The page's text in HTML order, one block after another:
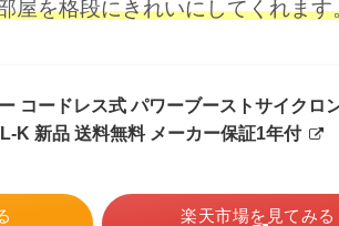
屋を格段にきれいにしてくれます
コードレス式 パワーブーストサイクロ
K 新品 送料無料 メーカー保証1年付
楽天市場を見てみる